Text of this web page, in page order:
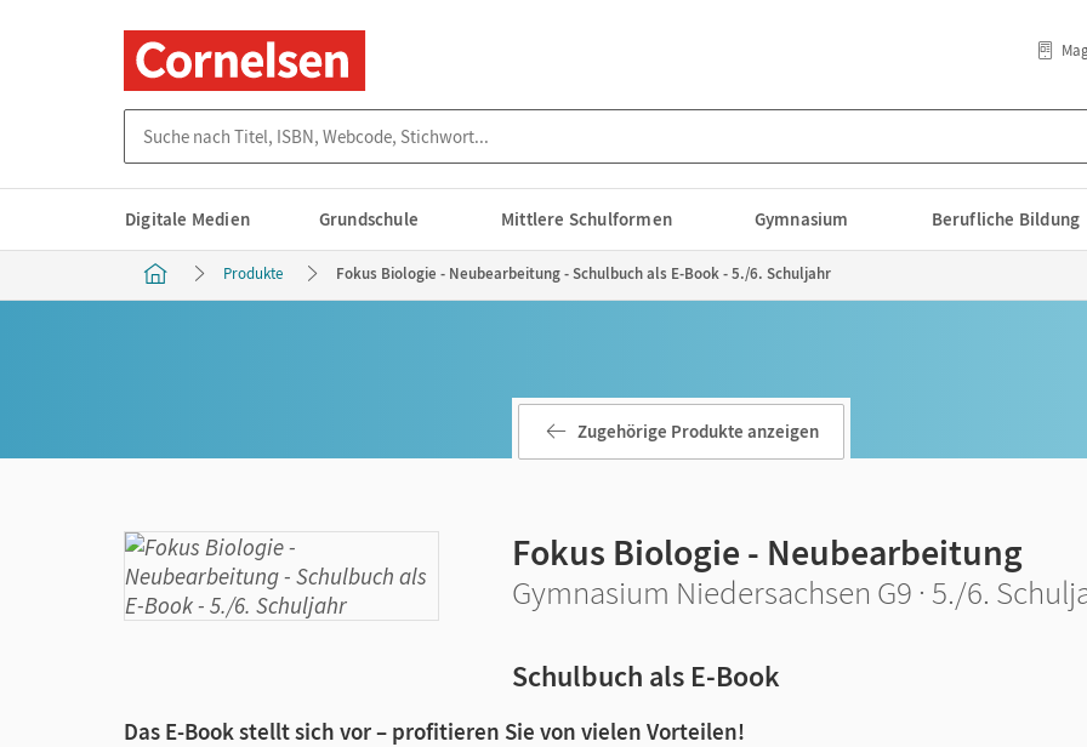
Digitale Medien Grundschule Mittlere Schulformen Gymnasium Berufliche Bildung
Produkte Fokus Biologie - Neubearbeitung - Schulbuch als E-Book - 5./6. Schuljahr
Zugehörige Produkte anzeigen
Fokus Biologie - Neubearbeitung
Gymnasium Niedersachsen G9 · 5./6.
Schulbuch als E-Book
Das E-Book stellt sich vor – profitieren Sie von vielen Vorteilen!